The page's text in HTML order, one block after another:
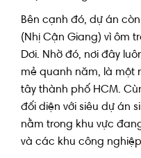
Bên cạnh đó, dự án
(Nhị Cận Giang) vì ôm
Dơi. Nhờ đó, nơi đây
mẻ quanh năm, là một
tây thành phố HCM.
đối diện với siêu dự án
nằm trong khu vực
và các khu công